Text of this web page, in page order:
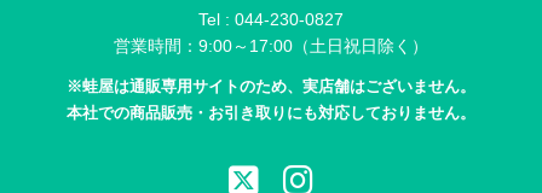
Tel : 044-230-0827
営業時間：9:00～17:00（土日祝日除く）
※蛙屋は通販専用サイトのため、実店舗はございません。
本社での商品販売・お引き取りにも対応しておりません。